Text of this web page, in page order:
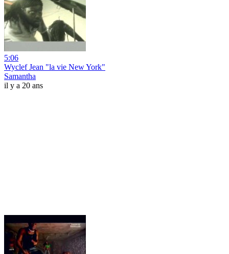
5:06
Wyclef Jean "la vie New York"
Samantha
il y a 20 ans